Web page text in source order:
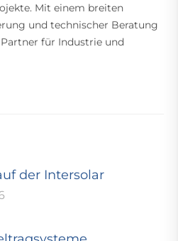
Mit einem breiten
und technischer Beratung
für Industrie und
der Intersolar